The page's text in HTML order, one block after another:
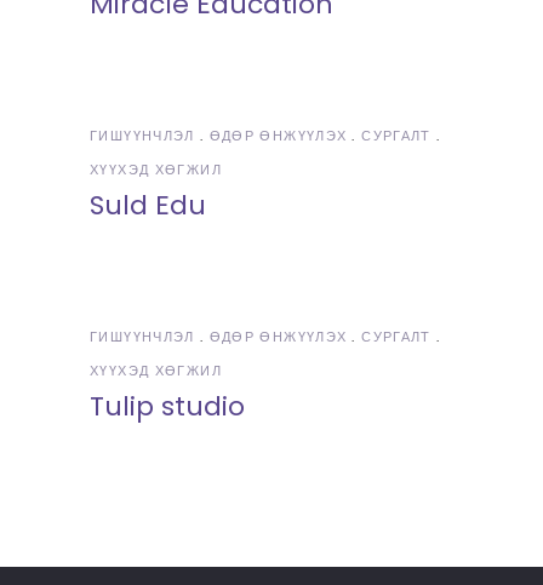
ГИШҮҮНЧЛЭЛ ӨДӨР ӨНЖҮҮЛЭХ
СУРГАЛТ
ХҮҮХЭД ХӨГЖИЛ
Suld Edu
ГИШҮҮНЧЛЭЛ ӨДӨР ӨНЖҮҮЛЭХ
СУРГАЛТ
ХҮҮХЭД ХӨГЖИЛ
Tulip studio